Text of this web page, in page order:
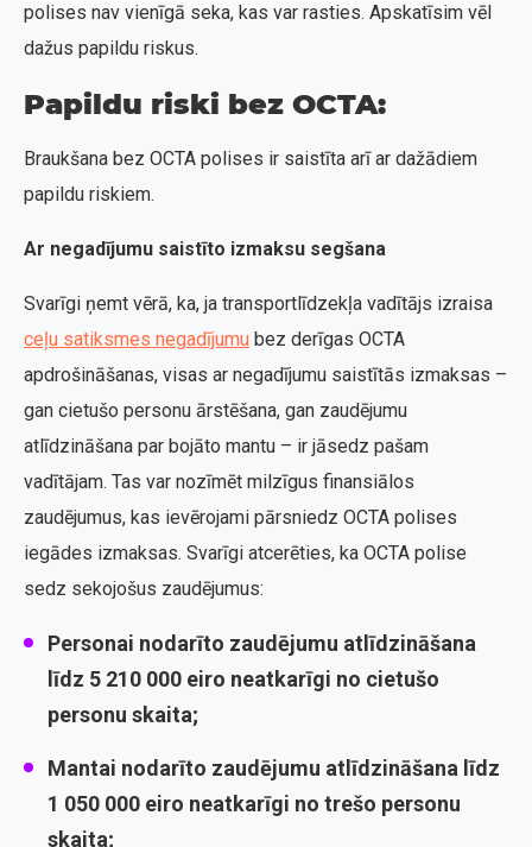
polises nav vienīgā seka, kas var rasties. Apskatīsim vēl
dažus papildu riskus.
Papildu riski bez OCTA:
Braukšana bez OCTA polises ir saistīta arī ar dažādiem
papildu riskiem.
Ar negadījumu saistīto izmaksu segšana
Svarīgi ņemt vērā, ka, ja transportlīdzekļa vadītājs izraisa
ceļu satiksmes negadījumu bez derīgas OCTA
apdrošināšanas, visas ar negadījumu saistītās izmaksas –
gan cietušo personu ārstēšana, gan zaudējumu
atlīdzināšana par bojāto mantu – ir jāsedz pašam
vadītājam. Tas var nozīmēt milzīgus finansiālos
zaudējumus, kas ievērojami pārsniedz OCTA polises
iegādes izmaksas. Svarīgi atcerēties, ka OCTA polise
sedz sekojošus zaudējumus:
Personai nodarīto zaudējumu atlīdzināšana
līdz 5 210 000 eiro neatkarīgi no cietušo
personu skaita;
Mantai nodarīto zaudējumu atlīdzināšana līdz
1 050 000 eiro neatkarīgi no trešo personu
skaita;